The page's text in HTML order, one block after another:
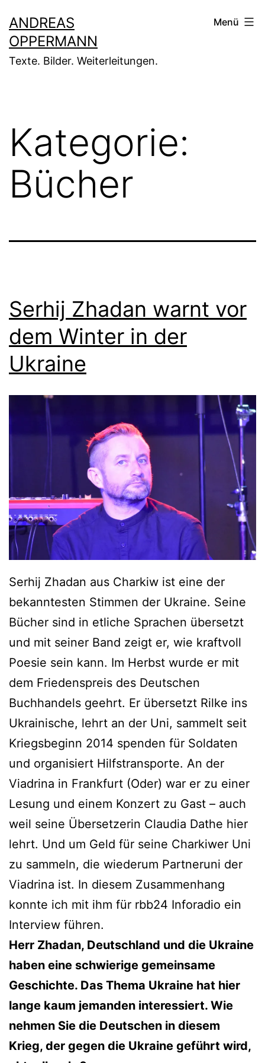
Inhalt
springen
ANDREAS
OPPERMANN
Texte. Bilder. Weiterleitungen.
Menü
Kategorie:
Bücher
Serhij Zhadan warnt vor
dem Winter in der
Ukraine
Serhij Zhadan aus Charkiw ist eine der
bekanntesten Stimmen der Ukraine. Seine
Bücher sind in etliche Sprachen übersetzt
und mit seiner Band zeigt er, wie kraftvoll
Poesie sein kann. Im Herbst wurde er mit
dem Friedenspreis des Deutschen
Buchhandels geehrt. Er übersetzt Rilke ins
Ukrainische, lehrt an der Uni, sammelt seit
Kriegsbeginn 2014 spenden für Soldaten
und organisiert Hilfstransporte. An der
Viadrina in Frankfurt (Oder) war er zu einer
Lesung und einem Konzert zu Gast – auch
weil seine Übersetzerin Claudia Dathe hier
lehrt. Und um Geld für seine Charkiwer Uni
zu sammeln, die wiederum Partneruni der
Viadrina ist. In diesem Zusammenhang
konnte ich mit ihm für rbb24 Inforadio ein
Interview führen.
Herr Zhadan, Deutschland und die Ukraine
haben eine schwierige gemeinsame
Geschichte. Das Thema Ukraine hat hier
lange kaum jemanden interessiert. Wie
nehmen Sie die Deutschen in diesem
Krieg, der gegen die Ukraine geführt wird,